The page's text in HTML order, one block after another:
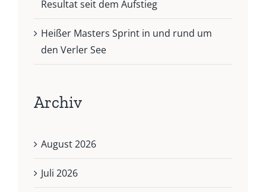
Resultat seit dem Aufstieg
Heißer Masters Sprint in und rund um
den Verler See
Archiv
August 2026
Juli 2026